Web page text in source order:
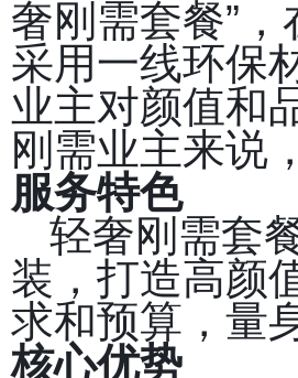
奢刚需套餐”
采用一线环保
业主对颜值和
刚需业主来说
服务特色
轻奢刚需套
装，打造高颜
求和预算，量
核心优势